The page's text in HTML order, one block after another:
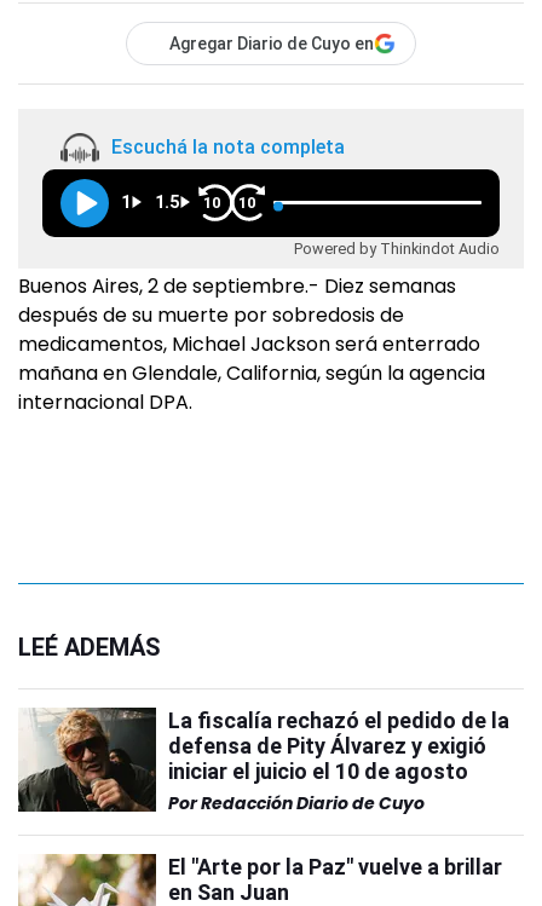
Agregar Diario de Cuyo en
Escuchá la nota completa
1 1.5 10 10
Powered by Thinkindot Audio
Buenos Aires, 2 de septiembre.- Diez semanas
después de su muerte por sobredosis de
medicamentos, Michael Jackson será enterrado
mañana en Glendale, California, según la agencia
internacional DPA.
LEÉ ADEMÁS
La fiscalía rechazó el pedido de la
defensa de Pity Álvarez y exigió
iniciar el juicio el 10 de agosto
PorRedacción Diario de Cuyo
El "Arte por la Paz" vuelve a brillar
en San Juan